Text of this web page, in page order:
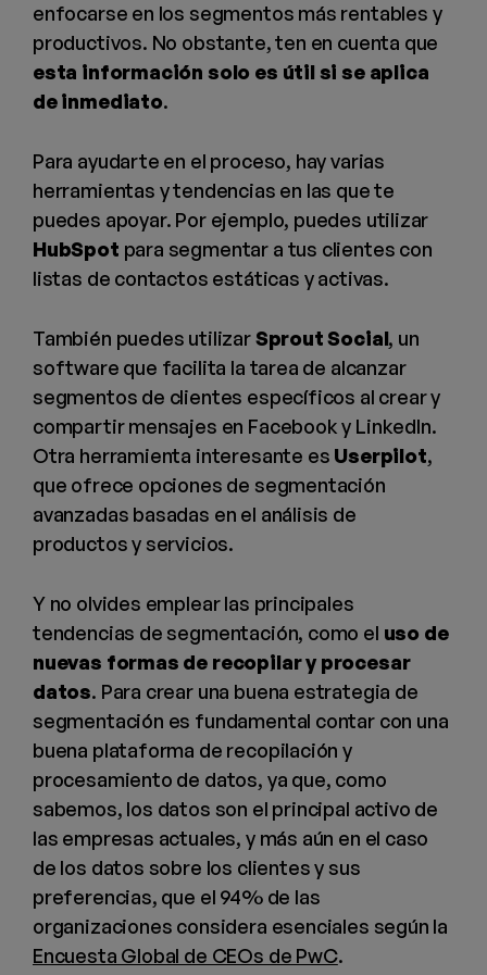
enfocarse en los segmentos más rentables y
productivos. No obstante, ten en cuenta que
esta información solo es útil si se aplica
de inmediato.
Para ayudarte en el proceso, hay varias
herramientas y tendencias en las que te
puedes apoyar. Por ejemplo, puedes utilizar
HubSpot para segmentar a tus clientes con
listas de contactos estáticas y activas.
También puedes utilizarSprout Social, un
software que facilita la tarea de alcanzar
segmentos de clientes específicos al crear y
compartir mensajes en Facebook y LinkedIn.
Otra herramienta interesante es Userpilot,
que ofrece opciones de segmentación
avanzadas basadas en el análisis de
productos y servicios.
Y no olvides emplear las principales
tendencias de segmentación, como el uso de
nuevas formas de recopilar y procesar
datos. Para crear una buena estrategia de
segmentación es fundamental contar con una
buena plataforma de recopilación y
procesamiento de datos, ya que, como
sabemos, los datos son el principal activo de
las empresas actuales, y más aún en el caso
de los datos sobre los clientes y sus
preferencias, que el 94% de las
organizaciones considera esenciales según la
Encuesta Global de CEOs de PwC.